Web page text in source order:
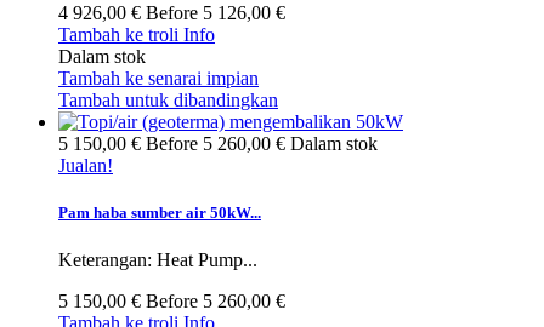
4 926,00 € Before 5 126,00 €
Tambah ke troli Info
Dalam stok
Tambah ke senarai impian
Tambah untuk dibandingkan
5 150,00 € Before 5 260,00 € Dalam stok
Jualan!
Pam haba sumber air 50kW...
Keterangan: Heat Pump...
5 150,00 € Before 5 260,00 €
Tambah ke troli Info